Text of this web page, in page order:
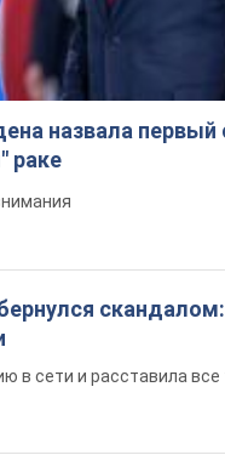
назвала
раке
сети и расставила все